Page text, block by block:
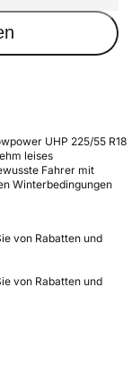
UHP 225/55 R18
leises
Fahrer mit
Winterbedingungen
von Rabatten und
von Rabatten und